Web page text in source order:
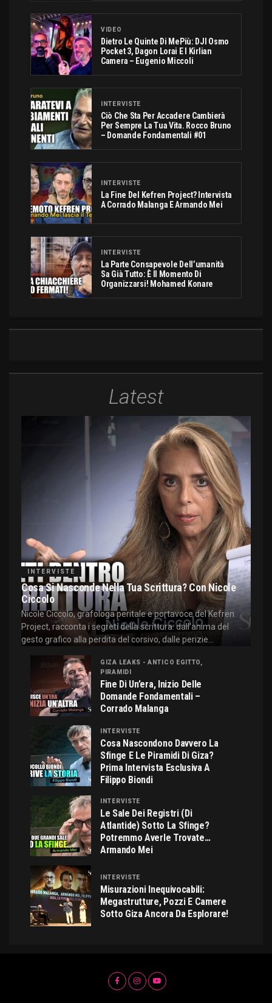
VIDEO
Dietro Le Quinte Di MePiù: DJI Osmo
Pocket 3, Dagon Lorai E I Kirlian
Camera – Eugenio Miccoli
INTERVISTE
Ciò Che Sta Per Accadere Cambierà
Per Sempre La Tua Vita. Rocco Bruno
– Domande Fondamentali #01
INTERVISTE
La Fine Del Kefren Project? Intervista
A Corrado Malanga E Armando Mei
INTERVISTE
La Parte Consapevole Dell’umanità
Sa Già Tutto: È Il Momento Di
Organizzarsi! Mohamed Konare
Latest
INTERVISTE
Cosa Si Nasconde Nella Tua Scrittura? Con Nicole
Ciccolo
Nicole Ciccolo, grafologa peritale e portavoce del Kefren
Project, racconta i segreti della scrittura: dall'anima del
gesto grafico alla perdita del corsivo, dalle perizie...
GIZA LEAKS - ANTICO EGITTO,
PIRAMIDI
Fine Di Un’era, Inizio Delle
Domande Fondamentali –
Corrado Malanga
INTERVISTE
Cosa Nascondono Davvero La
Sfinge E Le Piramidi Di Giza?
Prima Intervista Esclusiva A
Filippo Biondi
INTERVISTE
Le Sale Dei Registri (di
Atlantide) Sotto La Sfinge?
Potremmo Averle Trovate…
Armando Mei
INTERVISTE
Misurazioni Inequivocabili:
Megastrutture, Pozzi E Camere
Sotto Giza Ancora Da Esplorare!